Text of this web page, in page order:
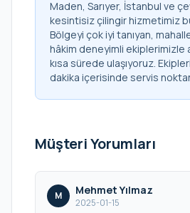
Maden, Sarıyer, İstanbul ve
kesintisiz çilingir hizmetimiz
Bölgeyi çok iyi tanıyan,
hâkim deneyimli ekiplerimizle
kısa sürede ulaşıyoruz.
dakika içerisinde servis
Müşteri Yorumları
M Mehmet Yılmaz
2025-01-15